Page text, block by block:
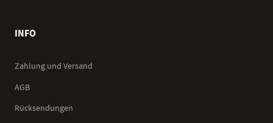
INFO
Zahlung und Versand
AGB
Rücksendungen